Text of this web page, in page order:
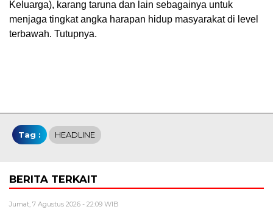
Keluarga), karang taruna dan lain sebagainya untuk
menjaga tingkat angka harapan hidup masyarakat di level
terbawah. Tutupnya.
Tag : HEADLINE
BERITA TERKAIT
Jumat, 7 Agustus 2026 - 22:09 WIB